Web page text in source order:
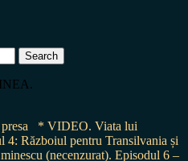
* VIDEO. Viata lui
4: Războiul pentru Transilvania și
(necenzurat). Episodul 6 –